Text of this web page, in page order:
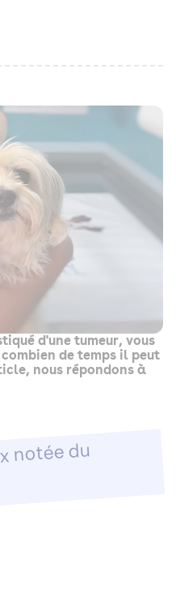
d'une tumeur, vous
de temps il peut
nous répondons à
notée du